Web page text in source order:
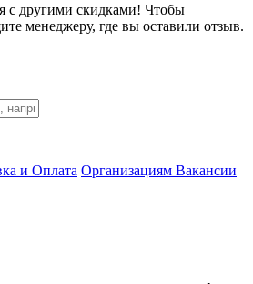
с другими скидками! Чтобы
менеджеру, где вы оставили отзыв.
и Оплата Организациям Вакансии